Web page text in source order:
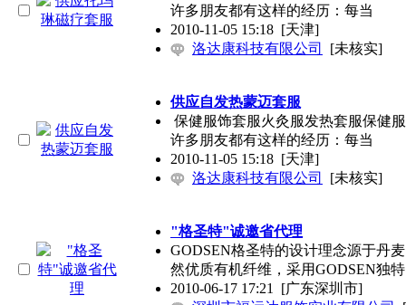
许多朋友都有这样的经历：每当
2010-11-05 15:18 [天津]
洛达康科技有限公司
[未核实]
供应自发热蒙迈套服
保健服饰套服火灸服发热套服保健
许多朋友都有这样的经历：每当
2010-11-05 15:18 [天津]
洛达康科技有限公司
[未核实]
"格圣特"诚邀省代理
GODSEN格圣特的设计理念源于丹
然优质有机纤维，采用GODSEN独
2010-06-17 17:21 [广东深圳市]